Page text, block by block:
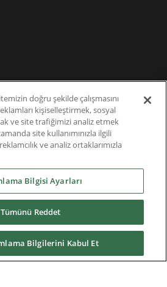
doğru şekilde çalışmasını
kişiselleştirmek, sosyal
ve site trafiğimizi analiz etmek
site kullanımınızla ilgili
ve analiz ortaklarımızla
Bilgisi Ayarları
Tümünü Reddet
Bilgilerini Kabul Et